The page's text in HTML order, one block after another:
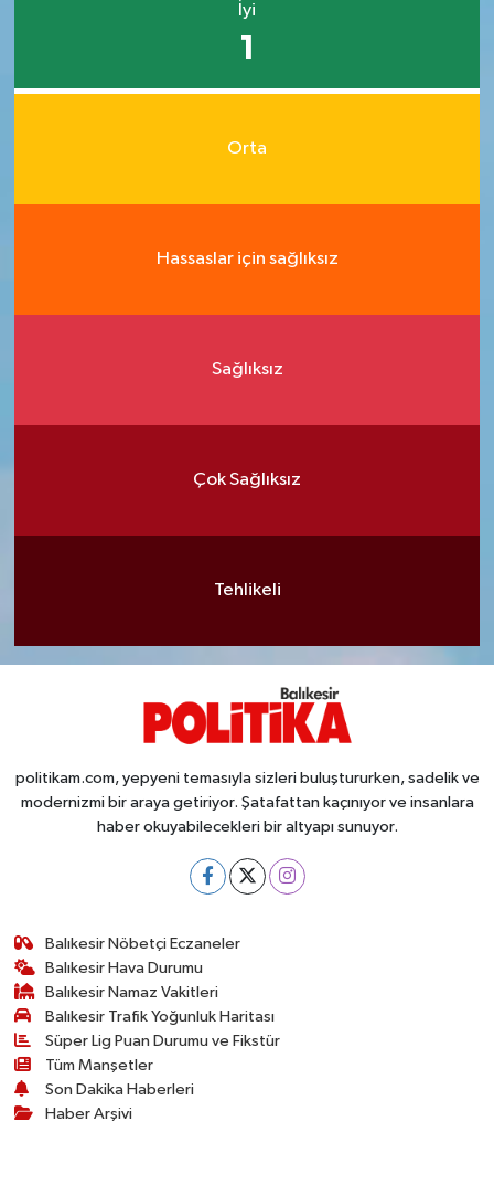
İyi
1
Orta
Hassaslar için sağlıksız
Sağlıksız
Çok Sağlıksız
Tehlikeli
politikam.com, yepyeni temasıyla sizleri buluştururken, sadelik ve
modernizmi bir araya getiriyor. Şatafattan kaçınıyor ve insanlara
haber okuyabilecekleri bir altyapı sunuyor.
Balıkesir Nöbetçi Eczaneler
Balıkesir Hava Durumu
Balıkesir Namaz Vakitleri
Balıkesir Trafik Yoğunluk Haritası
Süper Lig Puan Durumu ve Fikstür
Tüm Manşetler
Son Dakika Haberleri
Haber Arşivi